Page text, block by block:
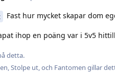
Fast hur mycket skapar dom
ihop en poäng var i 5v5
detta.
,Stolpe ut, och Fantomen gillar